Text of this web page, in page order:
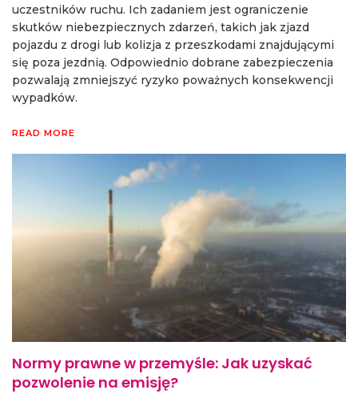
uczestników ruchu. Ich zadaniem jest ograniczenie
skutków niebezpiecznych zdarzeń, takich jak zjazd
pojazdu z drogi lub kolizja z przeszkodami znajdującymi
się poza jezdnią. Odpowiednio dobrane zabezpieczenia
pozwalają zmniejszyć ryzyko poważnych konsekwencji
wypadków.
READ MORE
Normy prawne w przemyśle: Jak uzyskać
pozwolenie na emisję?